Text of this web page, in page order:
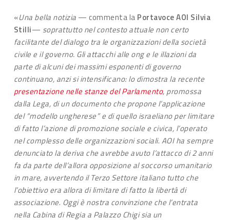
«Una bella notizia — commenta la Portavoce AOI Silvia
Stilli— soprattutto nel contesto attuale non certo
facilitante del dialogo tra le organizzazioni della società
civile e il governo. Gli attacchi alle ong e le illazioni da
parte di alcuni dei massimi esponenti di governo
continuano, anzi si intensificano: lo dimostra la recente
presentazione nelle stanze del Parlamento, promossa
dalla Lega, di un documento che propone l’applicazione
del “modello ungherese” e di quello israeliano per limitare
di fatto l’azione di promozione sociale e civica, l’operato
nel complesso delle organizzazioni sociali. AOI ha sempre
denunciato la deriva che avrebbe avuto l’attacco di 2 anni
fa da parte dell’allora opposizione al soccorso umanitario
in mare, avvertendo il Terzo Settore italiano tutto che
l’obiettivo era allora di limitare di fatto la libertà di
associazione. Oggi è nostra convinzione che l’entrata
nella Cabina di Regia a Palazzo Chigi sia un